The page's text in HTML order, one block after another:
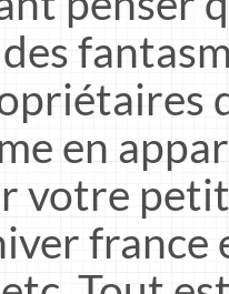
en
votre
france